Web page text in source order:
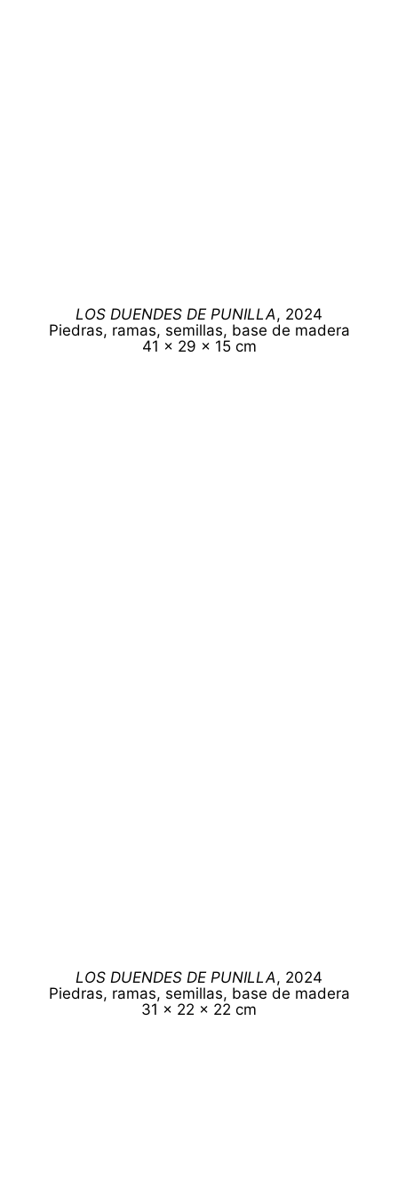
LOS DUENDES DE PUNILLA, 2024
Piedras, ramas, semillas, base de madera
41 x 29 x 15 cm
LOS DUENDES DE PUNILLA, 2024
Piedras, ramas, semillas, base de madera
31 x 22 x 22 cm